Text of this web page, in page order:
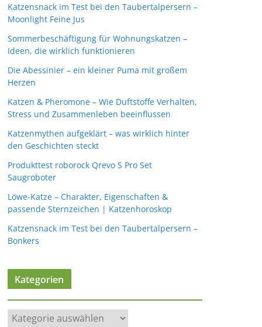
Katzensnack im Test bei den Taubertalpersern –
Moonlight Feine Jus
Sommerbeschäftigung für Wohnungskatzen –
Ideen, die wirklich funktionieren
Die Abessinier – ein kleiner Puma mit großem
Herzen
Katzen & Pheromone – Wie Duftstoffe Verhalten,
Stress und Zusammenleben beeinflussen
Katzenmythen aufgeklärt – was wirklich hinter
den Geschichten steckt
Produkttest roborock Qrevo S Pro Set
Saugroboter
Löwe-Katze – Charakter, Eigenschaften &
passende Sternzeichen | Katzenhoroskop
Katzensnack im Test bei den Taubertalpersern –
Bonkers
Kategorien